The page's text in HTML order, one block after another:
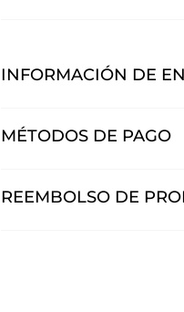
INFORMACIÓN DE
MÉTODOS DE PAGO
REEMBOLSO DE